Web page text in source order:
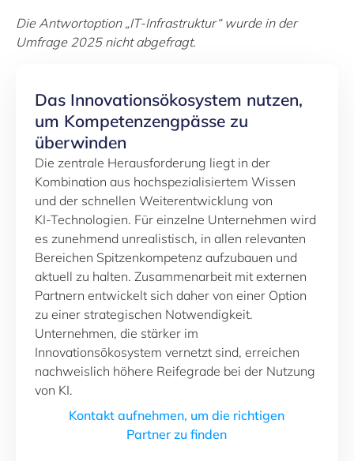
Die Antwortoption „IT‑Infrastruktur“ wurde in der
Umfrage 2025 nicht abgefragt.
Das Innovationsökosystem nutzen,
um Kompetenzengpässe zu
überwinden
Die zentrale Herausforderung liegt in der
Kombination aus hochspezialisiertem Wissen
und der schnellen Weiterentwicklung von
KI‑Technologien. Für einzelne Unternehmen wird
es zunehmend unrealistisch, in allen relevanten
Bereichen Spitzenkompetenz aufzubauen und
aktuell zu halten. Zusammenarbeit mit externen
Partnern entwickelt sich daher von einer Option
zu einer strategischen Notwendigkeit.
Unternehmen, die stärker im
Innovationsökosystem vernetzt sind, erreichen
nachweislich höhere Reifegrade bei der Nutzung
von KI.
Kontakt aufnehmen, um die richtigen
Partner zu finden